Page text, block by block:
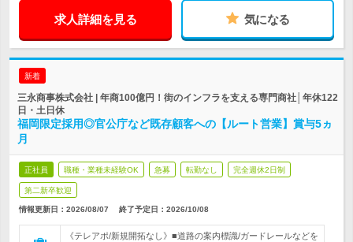
求人詳細を見る 気になる
新着
三永商事株式会社 | 年商100億円！街のインフラを支える専門商社│年休122
日・土日休
福岡限定採用◎官公庁など既存顧客への【ルート営業】賞与5ヵ
月
正社員 職種・業種未経験OK 急募 転勤なし 完全週休2日制
第二新卒歓迎
情報更新日：2026/08/07 終了予定日： 2026/10/08
《テレアポ/新規開拓なし》■道路の案内標識/ガードレールなどを